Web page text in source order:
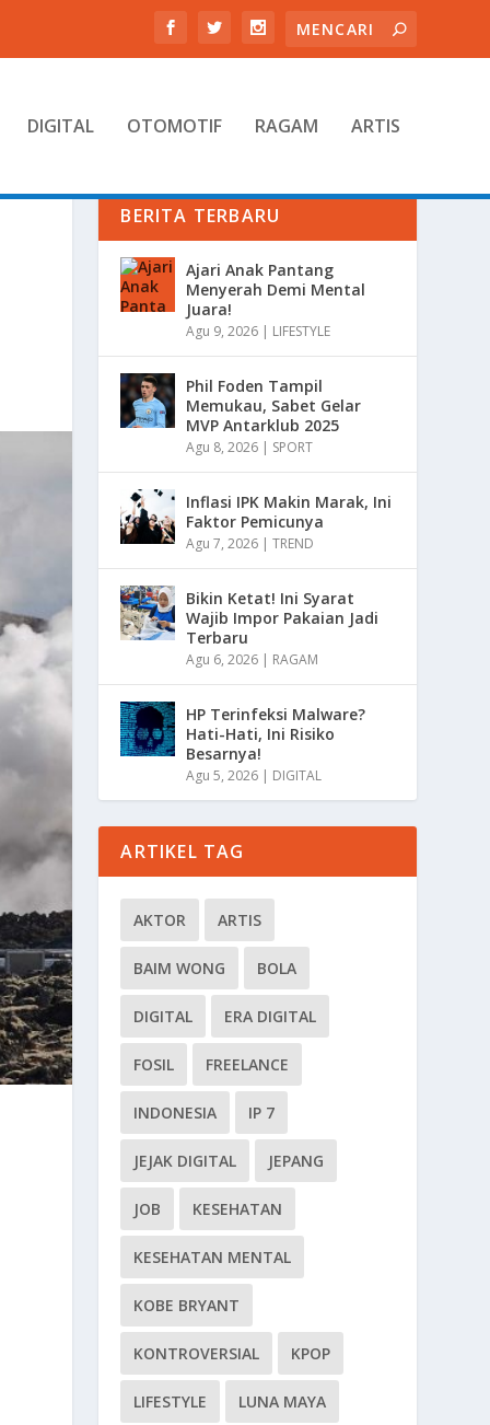
DIGITAL OTOMOTIF RAGAM ARTIS
BERITA TERBARU
Ajari Anak Pantang
Menyerah Demi Mental
Juara!
Agu 9, 2026 | LIFESTYLE
Phil Foden Tampil
Memukau, Sabet Gelar
MVP Antarklub 2025
Agu 8, 2026 | SPORT
Inflasi IPK Makin Marak, Ini
Faktor Pemicunya
Agu 7, 2026 |TREND
Bikin Ketat! Ini Syarat
Wajib Impor Pakaian Jadi
Terbaru
Agu 6, 2026 | RAGAM
HP Terinfeksi Malware?
Hati-Hati, Ini Risiko
Besarnya!
Agu 5, 2026 | DIGITAL
ARTIKEL TAG
AKTOR ARTIS
BAIM WONG BOLA
DIGITAL ERA DIGITAL
FOSIL FREELANCE
INDONESIA IP 7
JEJAK DIGITAL JEPANG
JOB KESEHATAN
KESEHATAN MENTAL
KOBE BRYANT
KONTROVERSIAL KPOP
LIFESTYLE LUNA MAYA